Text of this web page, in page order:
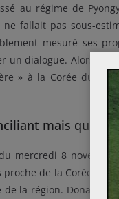
au régime de
ne fallait pas sous-
mesuré ses
un dialogue. Alors qu’il
» à la Corée du
mais qui
mercredi 8
de la Corée du
de la région. Donald